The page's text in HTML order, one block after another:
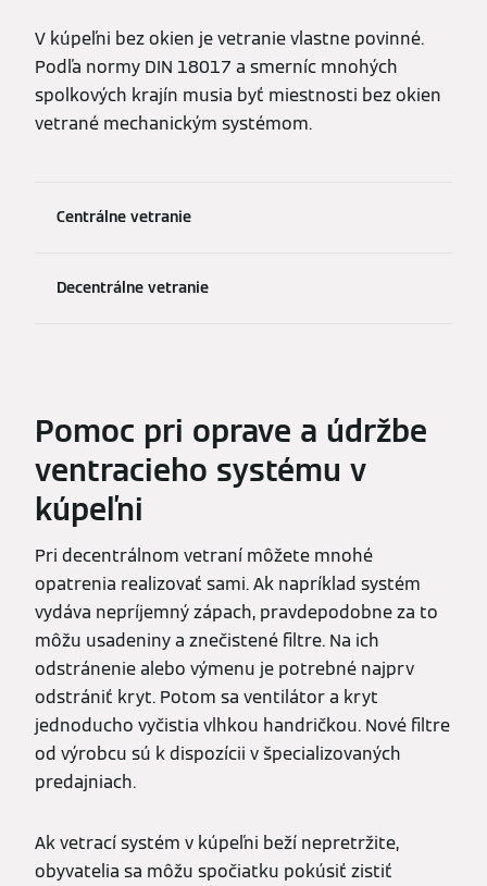
V kúpeľni bez okien je vetranie vlastne povinné.
Podľa normy DIN 18017 a smerníc mnohých
spolkových krajín musia byť miestnosti bez okien
vetrané mechanickým systémom.
Centrálne vetranie
Decentrálne vetranie
Pomoc pri oprave a údržbe
ventracieho systému v
kúpeľni
Pri decentrálnom vetraní môžete mnohé
opatrenia realizovať sami. Ak napríklad systém
vydáva nepríjemný zápach, pravdepodobne za to
môžu usadeniny a znečistené filtre. Na ich
odstránenie alebo výmenu je potrebné najprv
odstrániť kryt. Potom sa ventilátor a kryt
jednoducho vyčistia vlhkou handričkou. Nové filtre
od výrobcu sú k dispozícii v špecializovaných
predajniach.
Ak vetrací systém v kúpeľni beží nepretržite,
obyvatelia sa môžu spočiatku pokúsiť zistiť